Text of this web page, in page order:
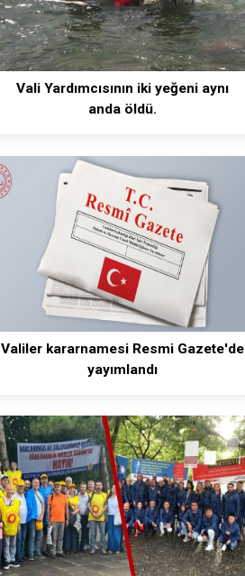
Vali Yardımcısının iki yeğeni aynı
anda öldü.
Valiler kararnamesi Resmi Gazete'de
yayımlandı